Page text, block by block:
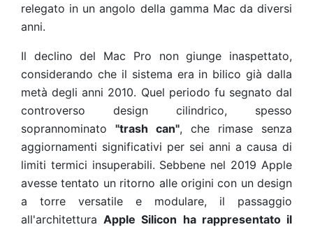
relegato in un angolo della gamma Mac da diversi
anni.
Il declino del Mac Pro non giunge inaspettato,
considerando che il sistema era in bilico già dalla
metà degli anni 2010. Quel periodo fu segnato dal
controverso design cilindrico, spesso
soprannominato "trash can", che rimase senza
aggiornamenti significativi per sei anni a causa di
limiti termici insuperabili. Sebbene nel 2019 Apple
avesse tentato un ritorno alle origini con un design
a torre versatile e modulare, il passaggio
all'architetturaApple Silicon ha rappresentato il